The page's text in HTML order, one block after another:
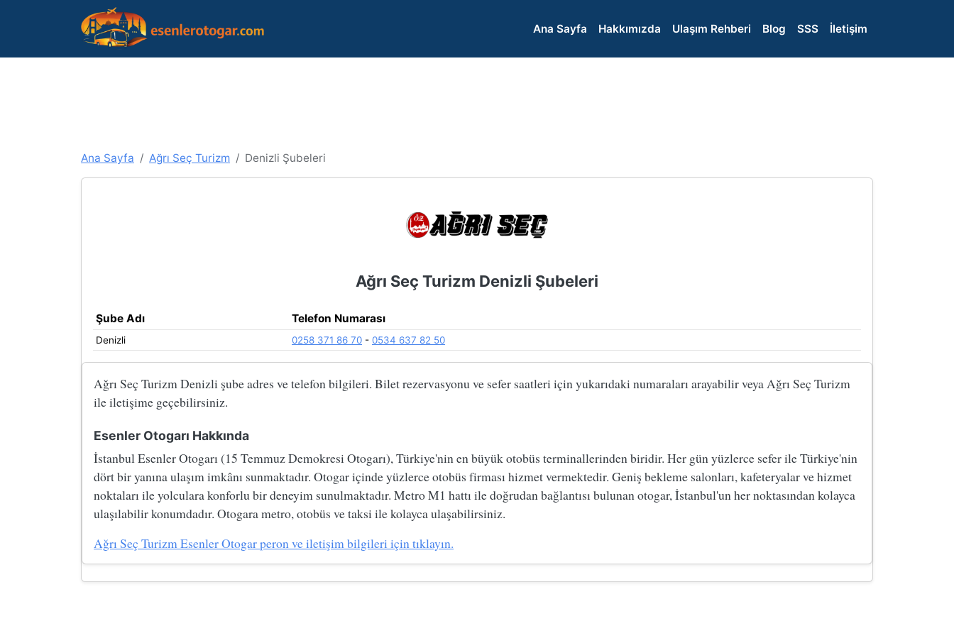
Ana Sayfa Hakkımızda Ulaşım Rehberi Blog SSS İletişim
Ana Sayfa Ağrı Seç Turizm Denizli Şubeleri
Ağrı Seç Turizm Denizli Şubeleri
Şube Adı Telefon Numarası
Denizli 0258 371 86 70 - 0534 637 82 50
Ağrı Seç Turizm Denizli şube adres ve telefon bilgileri. Bilet rezervasyonu ve sefer saatleri için yukarıdaki numaraları arayabilir veya Ağrı Seç Turizm
ile iletişime geçebilirsiniz.
Esenler Otogarı Hakkında
İstanbul Esenler Otogarı (15 Temmuz Demokresi Otogarı), Türkiye'nin en büyük otobüs terminallerinden biridir. Her gün yüzlerce sefer ile Türkiye'nin
dört bir yanına ulaşım imkânı sunmaktadır. Otogar içinde yüzlerce otobüs firması hizmet vermektedir. Geniş bekleme salonları, kafeteryalar ve hizmet
noktaları ile yolculara konforlu bir deneyim sunulmaktadır. Metro M1 hattı ile doğrudan bağlantısı bulunan otogar, İstanbul'un her noktasından kolayca
ulaşılabilir konumdadır. Otogara metro, otobüs ve taksi ile kolayca ulaşabilirsiniz.
Ağrı Seç Turizm Esenler Otogar peron ve iletişim bilgileri için tıklayın.